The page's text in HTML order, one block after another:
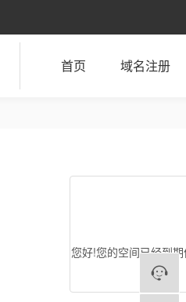
首页 域名注册
您好!您的空间已经到